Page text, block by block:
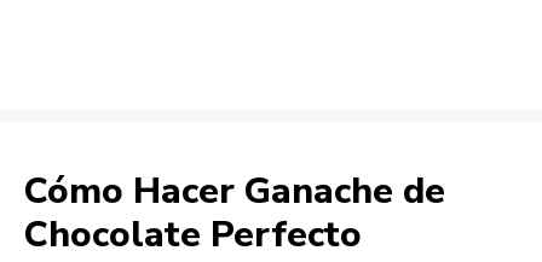
Cómo Hacer Ganache de
Chocolate Perfecto